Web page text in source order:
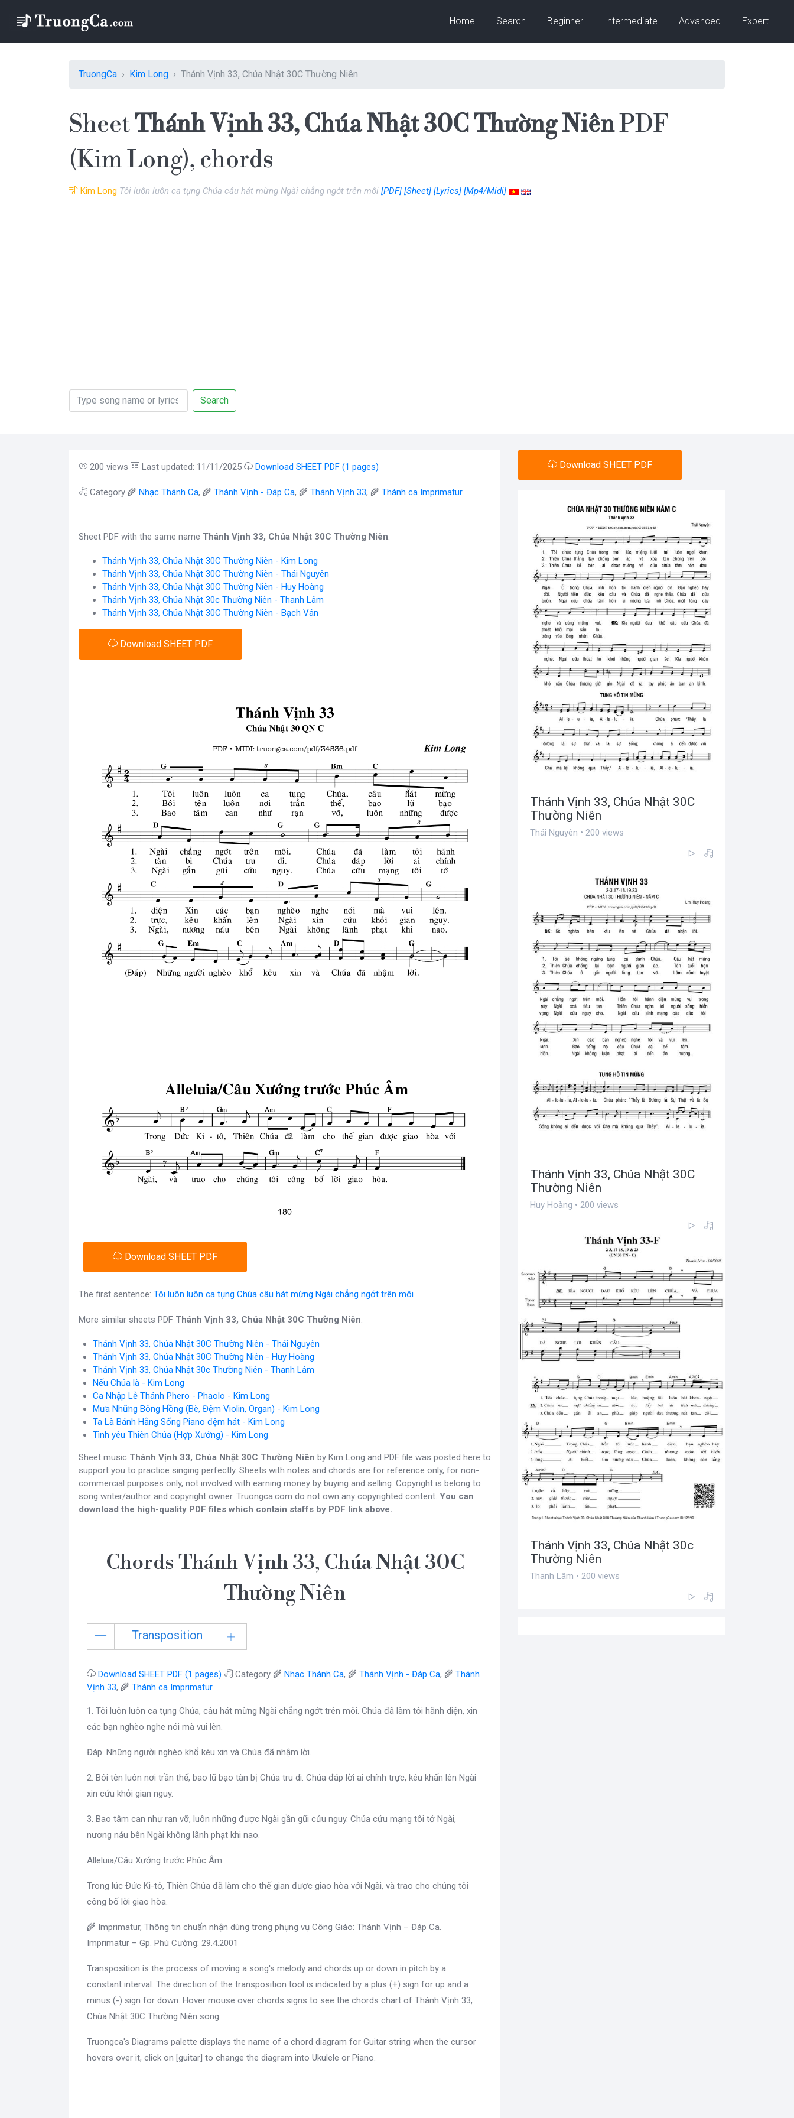
Home Search Beginner Intermediate Advanced Expert
TruongCa Kim Long Thánh Vịnh 33, Chúa Nhật 30C Thường Niên
SheetThánh Vịnh 33, Chúa Nhật 30C Thường NiênPDF
(Kim Long), chords
Kim Long Tôi luôn luôn ca tụng Chúa câu hát mừng Ngài chẳng ngớt trên môi [PDF] [Sheet] [Lyrics] [Mp4/Midi]
Search
200 views Last updated: 11/11/2025 Download SHEET PDF (1 pages)
Category 🌾 Nhạc Thánh Ca, 🌾 Thánh Vịnh - Đáp Ca, 🌾 Thánh Vịnh 33, 🌾 Thánh ca Imprimatur
Sheet PDF with the same name Thánh Vịnh 33, Chúa Nhật 30C Thường Niên:
Thánh Vịnh 33, Chúa Nhật 30C Thường Niên - Kim Long
Thánh Vịnh 33, Chúa Nhật 30C Thường Niên - Thái Nguyên
Thánh Vịnh 33, Chúa Nhật 30C Thường Niên - Huy Hoàng
Thánh Vịnh 33, Chúa Nhật 30c Thường Niên - Thanh Lâm
Thánh Vịnh 33, Chúa Nhật 30C Thường Niên - Bạch Vân
Download SHEET PDF
Download SHEET PDF
The first sentence: Tôi luôn luôn ca tụng Chúa câu hát mừng Ngài chẳng ngớt trên môi
More similar sheets PDF Thánh Vịnh 33, Chúa Nhật 30C Thường Niên:
Thánh Vịnh 33, Chúa Nhật 30C Thường Niên - Thái Nguyên
Thánh Vịnh 33, Chúa Nhật 30C Thường Niên - Huy Hoàng
Thánh Vịnh 33, Chúa Nhật 30c Thường Niên - Thanh Lâm
Nếu Chúa là - Kim Long
Ca Nhập Lễ Thánh Phero - Phaolo - Kim Long
Mưa Những Bông Hồng (Bè, Đệm Violin, Organ) - Kim Long
Ta Là Bánh Hằng Sống Piano đệm hát - Kim Long
Tình yêu Thiên Chúa (Hợp Xướng) - Kim Long
Sheet music Thánh Vịnh 33, Chúa Nhật 30C Thường Niên by Kim Long and PDF file was posted here to
support you to practice singing perfectly. Sheets with notes and chords are for reference only, for non-
commercial purposes only, not involved with earning money by buying and selling. Copyright is belong to
song writer/author and copyright owner. Truongca.com do not own any copyrighted content. You can
download the high-quality PDF files which contain staffs by PDF link above.
Chords Thánh Vịnh 33, Chúa Nhật 30C
Thường Niên
Transposition
Download SHEET PDF (1 pages) Category 🌾 Nhạc Thánh Ca, 🌾 Thánh Vịnh - Đáp Ca, 🌾 Thánh
Vịnh 33, 🌾 Thánh ca Imprimatur
1. Tôi luôn luôn ca tụng Chúa, câu hát mừng Ngài chẳng ngớt trên môi. Chúa đã làm tôi hãnh diện, xin
các bạn nghèo nghe nói mà vui lên.
Đáp. Những người nghèo khổ kêu xin và Chúa đã nhậm lời.
2. Bôi tên luôn nơi trần thế, bao lũ bạo tàn bị Chúa tru di. Chúa đáp lời ai chính trực, kêu khấn lên Ngài
xin cứu khỏi gian nguy.
3. Bao tâm can như rạn vỡ, luôn những được Ngài gần gũi cứu nguy. Chúa cứu mạng tôi tớ Ngài,
nương náu bên Ngài không lãnh phạt khi nao.
Alleluia/Câu Xướng trước Phúc Âm.
Trong lúc Đức Ki-tô, Thiên Chúa đã làm cho thế gian được giao hòa với Ngài, và trao cho chúng tôi
công bố lời giao hòa.
🌾 Imprimatur, Thông tin chuẩn nhận dùng trong phụng vụ Công Giáo: Thánh Vịnh – Đáp Ca.
Imprimatur – Gp. Phú Cường: 29.4.2001
Transposition is the process of moving a song's melody and chords up or down in pitch by a
constant interval. The direction of the transposition tool is indicated by a plus (+) sign for up and a
minus (-) sign for down. Hover mouse over chords signs to see the chords chart of Thánh Vịnh 33,
Chúa Nhật 30C Thường Niên song.
Truongca's Diagrams palette displays the name of a chord diagram for Guitar string when the cursor
hovers over it, click on [guitar] to change the diagram into Ukulele or Piano.
Download SHEET PDF
Thánh Vịnh 33, Chúa Nhật 30C
Thường Niên
Thái Nguyên • 200 views
Thánh Vịnh 33, Chúa Nhật 30C
Thường Niên
Huy Hoàng • 200 views
Thánh Vịnh 33, Chúa Nhật 30c
Thường Niên
Thanh Lâm • 200 views